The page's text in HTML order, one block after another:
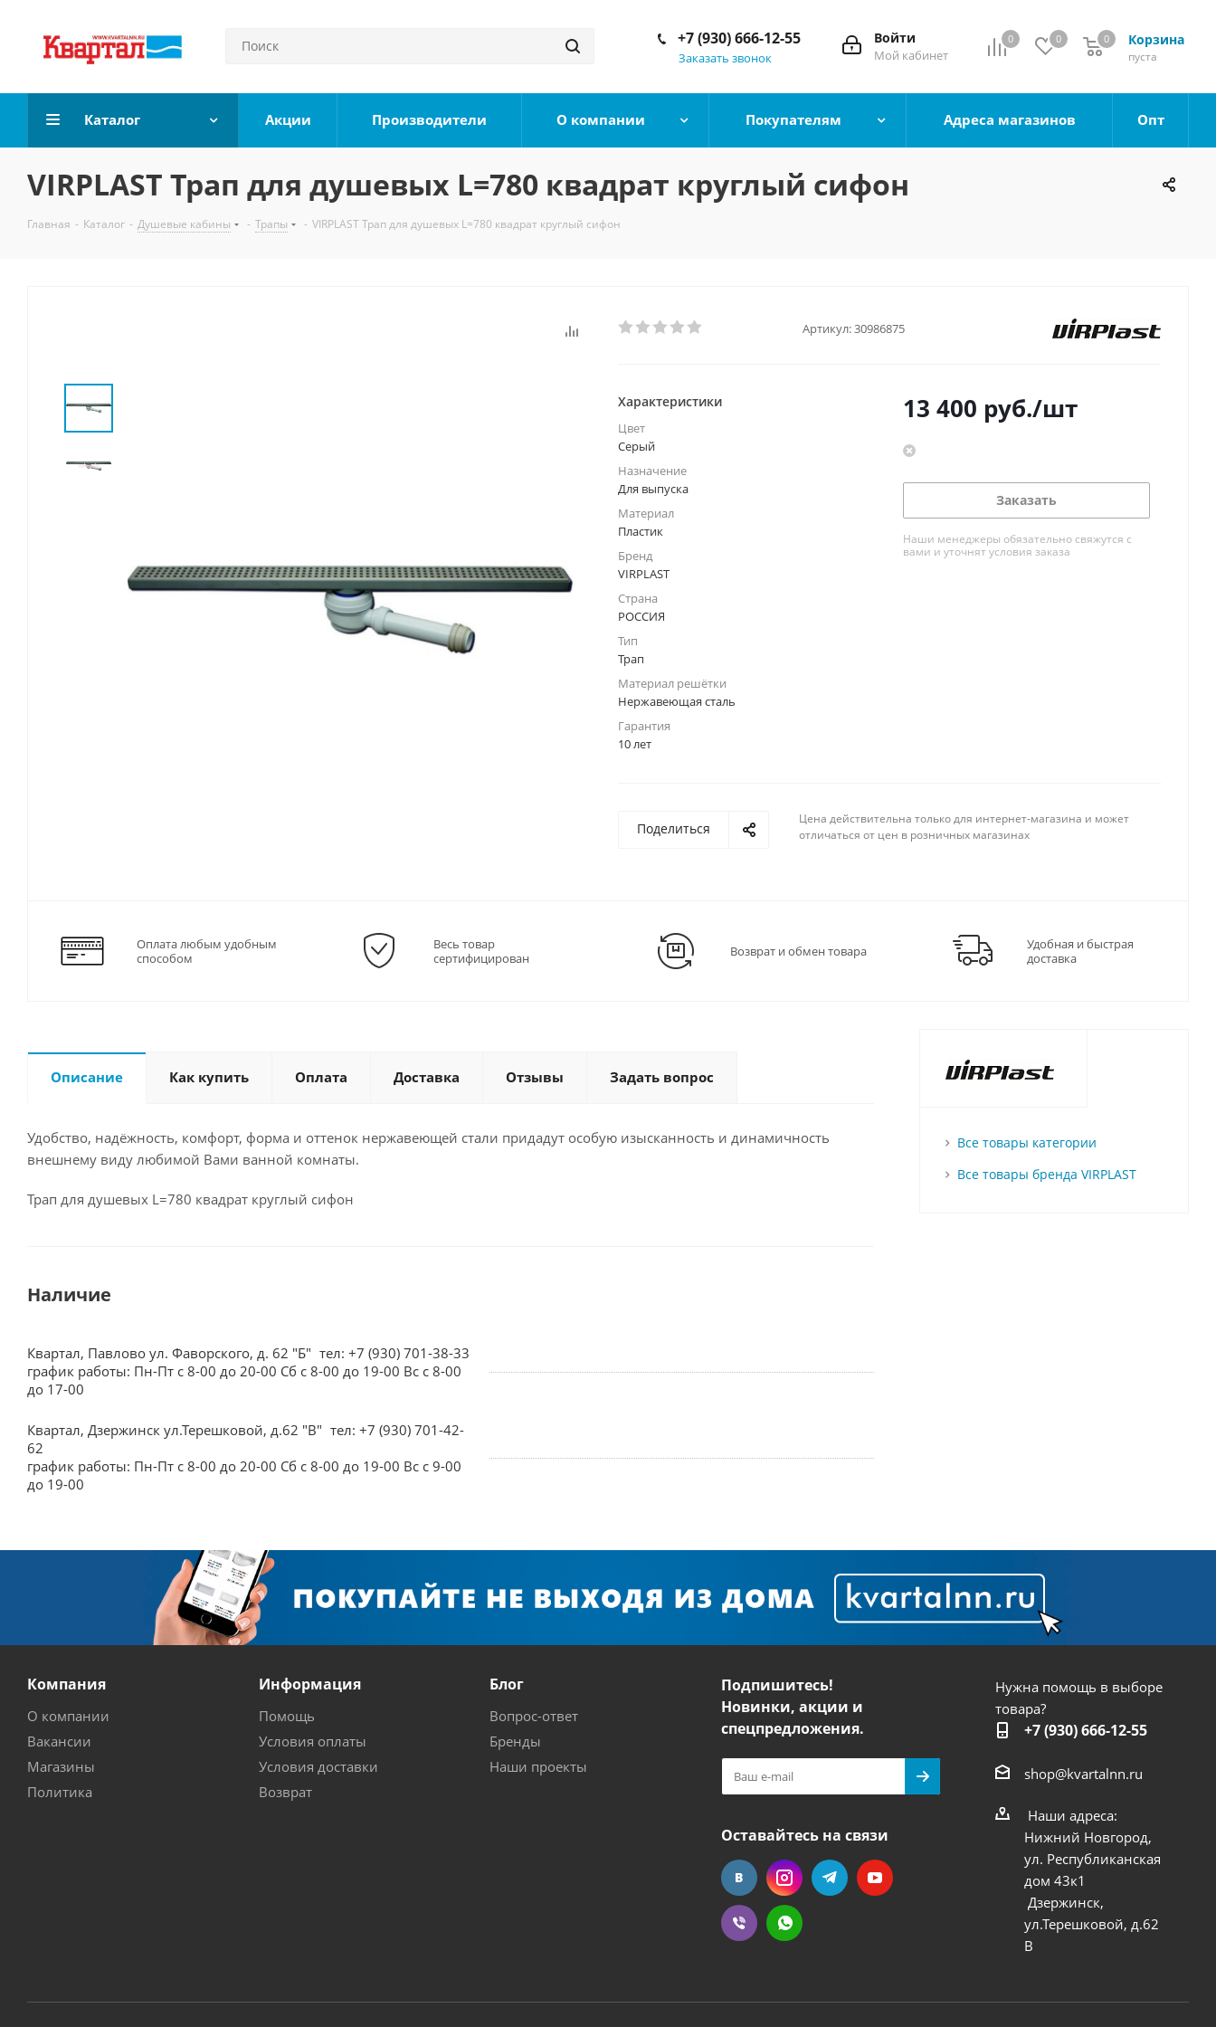
0 0 Корзина
0
пуста
0
Войти
Мой кабинет
+7 (930) 666-12-55
Заказать звонок
Каталог Акции Производители О компании Покупателям Адреса магазинов Опт
VIRPLAST Трап для душевых L=780 квадрат круглый сифон
Главная - Каталог - Душевые кабины - Трапы - VIRPLAST Трап для душевых L=780 квадрат круглый сифон
Артикул:30986875
Характеристики
Цвет
Серый
Назначение
Для выпуска
Материал
Пластик
Бренд
VIRPLAST
Страна
РОССИЯ
Тип
Трап
Материал решётки
Нержавеющая сталь
Гарантия
10 лет
13 400 руб./шт
Заказать
Наши менеджеры обязательно свяжутся с
вами и уточнят условия заказа
Поделиться
Цена действительна только для интернет-магазина и может
отличаться от цен в розничных магазинах
Оплата любым удобным
способом
Весь товар
сертифицирован
Возврат и обмен товара
Удобная и быстрая
доставка
Описание Как купить Оплата Доставка Отзывы Задать вопрос
Удобство, надёжность, комфорт, форма и оттенок нержавеющей стали придадут особую изысканность и динамичность
внешнему виду любимой Вами ванной комнаты.
Трап для душевых L=780 квадрат круглый сифон
Наличие
Квартал, Павлово ул. Фаворского, д. 62 "Б" тел: +7 (930) 701-38-33
график работы: Пн-Пт с 8-00 до 20-00 Сб с 8-00 до 19-00 Вс с 8-00
до 17-00
Квартал, Дзержинск ул.Терешковой, д.62 "В" тел: +7 (930) 701-42-
62
график работы: Пн-Пт с 8-00 до 20-00 Сб с 8-00 до 19-00 Вс с 9-00
до 19-00
Все товары категории
Все товары бренда VIRPLAST
Компания
О компании
Вакансии
Магазины
Политика
Информация
Помощь
Условия оплаты
Условия доставки
Возврат
Блог
Вопрос-ответ
Бренды
Наши проекты
Подпишитесь!
Новинки, акции и
спецпредложения.
Оставайтесь на связи
Нужна помощь в выборе
товара?
+7 (930) 666-12-55
shop@kvartalnn.ru
Наши адреса:
Нижний Новгород,
ул. Республиканская
дом 43к1
Дзержинск,
ул.Терешковой, д.62
В